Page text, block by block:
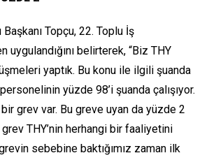
Topçu, 22. Toplu İş
uygulandığını belirterek, “Biz THY
yaptık. Bu konu ile ilgili şuanda
yüzde 98’i şuanda çalışıyor.
grev var. Bu greve uyan da yüzde 2
grev THY’nin herhangi bir faaliyetini
sebebine baktığımız zaman ilk